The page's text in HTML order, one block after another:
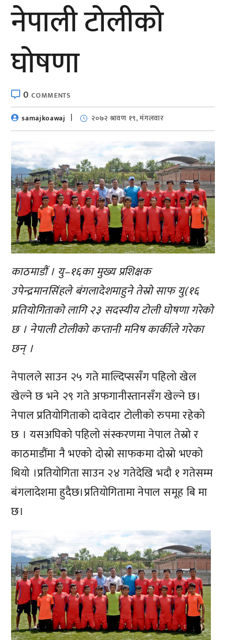
नेपाली टोलीको
घोषणा
0COMMENTS
samajkoawaj
२०७२ श्रावण १९, मंगलवार
काठमाडौं । यु–१६का मुख्य प्रशिक्षक
उपेन्द्रमानसिंहले बंगलादेशमाहुने तेस्रो साफ यु(१६
प्रतियोगिताको लागि २३ सदस्यीय टोली घोषणा गरेको
छ । नेपाली टोलीको कप्तानी मनिष कार्कीले गरेका
छन् ।
नेपालले साउन २५ गते माल्दिप्ससँग पहिलो खेल
खेल्ने छ भने २९ गते अफगानीस्तानसँग खेल्ने छ।
नेपाल प्रतियोगिताको दावेदार टोलीको रुपमा रहेको
छ । यसअघिको पहिलो संस्करणमा नेपाल तेस्रो र
काठमाडौंमा नै भएको दोस्रो साफकमा दोस्रो भएको
थियो ।प्रतियोगिता साउन २४ गतेदेखि भदौ १ गतेसम्म
बंगलादेशमा हुदैछ।प्रतियोगितामा नेपाल समूह बि मा
छ।